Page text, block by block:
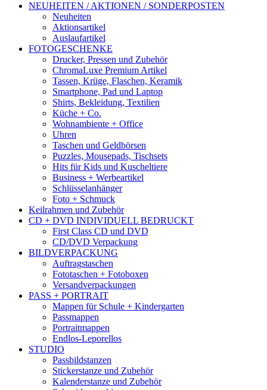
NEUHEITEN / AKTIONEN / SONDERPOSTEN
Neuheiten
Aktionsartikel
Auslaufartikel
FOTOGESCHENKE
Drucker, Pressen und Zubehör
ChromaLuxe Premium Artikel
Tassen, Krüge, Flaschen, Keramik
Smartphone, Pad und Laptop
Shirts, Bekleidung, Textilien
Küche + Co.
Wohnambiente + Office
Uhren
Taschen und Geldbörsen
Puzzles, Mousepads, Tischsets
Hits für Kids und Kuscheltiere
Business + Werbeartikel
Schlüsselanhänger
Foto + Schmuck
Keilrahmen und Zubehör
CD + DVD INDIVIDUELL BEDRUCKT
First Class CD und DVD
CD/DVD Verpackung
BILDVERPACKUNG
Auftragstaschen
Fototaschen + Fotoboxen
Versandverpackungen
PASS + PORTRAIT
Mappen für Schule + Kindergarten
Passmappen
Portraitmappen
Endlos-Leporellos
STUDIO
Passbildstanzen
Stickerstanze und Zubehör
Kalenderstanze und Zubehör